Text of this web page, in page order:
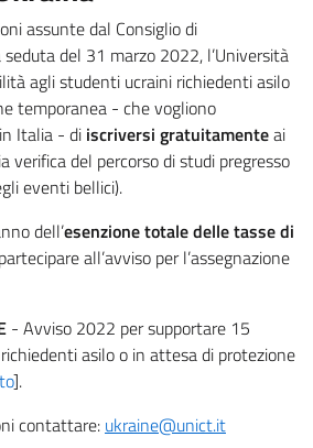
assunte dal Consiglio di
del 31 marzo 2022, l’Università
agli studenti ucraini richiedenti asilo
temporanea - che vogliono
Italia - di iscriversi gratuitamenteai
verifica del percorso di studi pregresso
eventi bellici).
dell’esenzione totale delle tasse di
all’avviso per l’assegnazione
- Avviso 2022 per supportare 15
asilo o in attesa di protezione
].
contattare: ukraine@unict.it